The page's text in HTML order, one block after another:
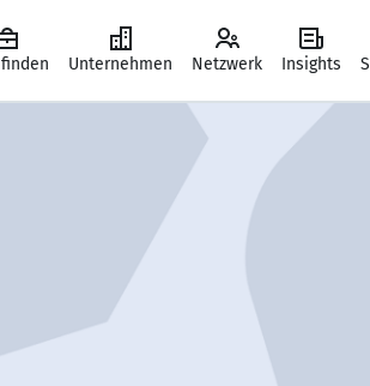
finden Unternehmen Netzwerk Insights